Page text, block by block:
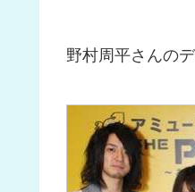
野村周平さんの